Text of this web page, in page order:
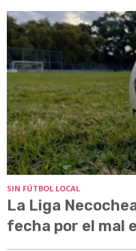
SIN FÚTBOL LOCAL
La Liga
fecha por el mal